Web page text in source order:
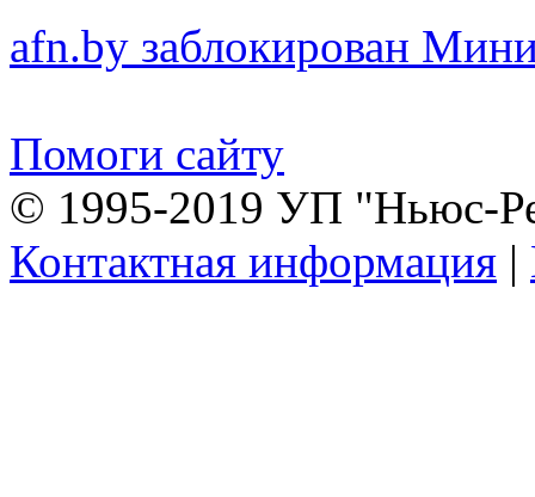
afn.by заблокирован
Помоги сайту
© 1995-2019 УП "Ньюс-
Контактная информация |